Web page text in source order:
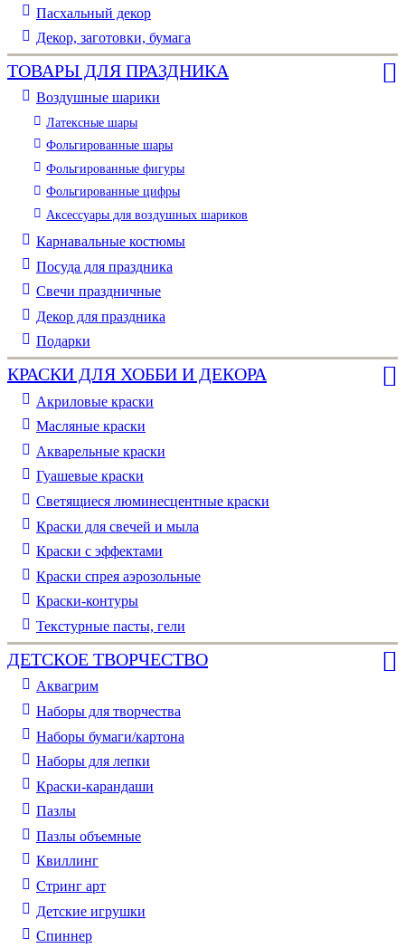
Пасхальный декор
Декор, заготовки, бумага
ТОВАРЫ ДЛЯ ПРАЗДНИКА
Воздушные шарики
Латексные шары
Фольгированные шары
Фольгированные фигуры
Фольгированные цифры
Аксессуары для воздушных шариков
Карнавальные костюмы
Посуда для праздника
Свечи праздничные
Декор для праздника
Подарки
КРАСКИ ДЛЯ ХОББИ И ДЕКОРА
Акриловые краски
Масляные краски
Акварельные краски
Гуашевые краски
Светящиеся люминесцентные краски
Краски для свечей и мыла
Краски с эффектами
Краски спрея аэрозольные
Краски-контуры
Текстурные пасты, гели
ДЕТСКОЕ ТВОРЧЕСТВО
Аквагрим
Наборы для творчества
Наборы бумаги/картона
Наборы для лепки
Краски-карандаши
Пазлы
Пазлы объемные
Квиллинг
Стринг арт
Детские игрушки
Спиннер